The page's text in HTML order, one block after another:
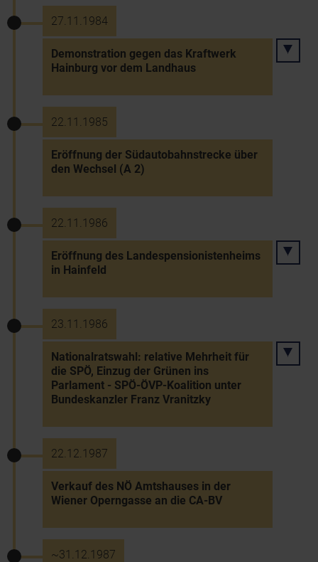
27.11.1984
Demonstration gegen das Kraftwerk
Hainburg vor dem Landhaus
22.11.1985
Eröffnung der Südautobahnstrecke über
den Wechsel (A 2)
22.11.1986
Eröffnung des Landespensionistenheims
in Hainfeld
23.11.1986
Nationalratswahl: relative Mehrheit für
die SPÖ, Einzug der Grünen ins
Parlament - SPÖ-ÖVP-Koalition unter
Bundeskanzler Franz Vranitzky
22.12.1987
Verkauf des NÖ Amtshauses in der
Wiener Operngasse an die CA-BV
~31.12.1987